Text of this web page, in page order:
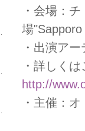
・会場：
場
・出演ア
・詳しく
http://
・主催：